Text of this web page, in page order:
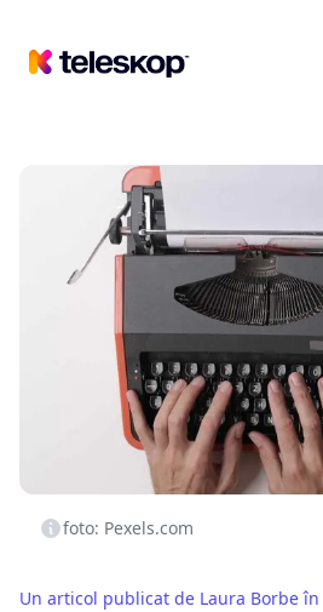
Teleskop
foto: Pexels.com
Un articol publicat de Laura Borbeîn